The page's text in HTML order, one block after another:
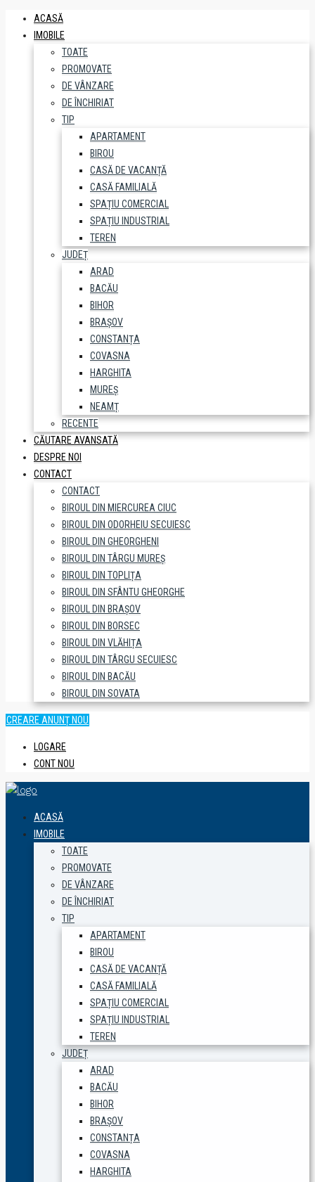
ACASĂ
IMOBILE
TOATE
PROMOVATE
DE VÂNZARE
DE ÎNCHIRIAT
TIP
APARTAMENT
BIROU
CASĂ DE VACANȚĂ
CASĂ FAMILIALĂ
SPAȚIU COMERCIAL
SPAȚIU INDUSTRIAL
TEREN
JUDEȚ
ARAD
BACĂU
BIHOR
BRAȘOV
CONSTANȚA
COVASNA
HARGHITA
MUREȘ
NEAMȚ
RECENTE
CĂUTARE AVANSATĂ
DESPRE NOI
CONTACT
CONTACT
BIROUL DIN MIERCUREA CIUC
BIROUL DIN ODORHEIU SECUIESC
BIROUL DIN GHEORGHENI
BIROUL DIN TÂRGU MUREȘ
BIROUL DIN TOPLIȚA
BIROUL DIN SFÂNTU GHEORGHE
BIROUL DIN BRAȘOV
BIROUL DIN BORSEC
BIROUL DIN VLĂHIȚA
BIROUL DIN TÂRGU SECUIESC
BIROUL DIN BACĂU
BIROUL DIN SOVATA
CREARE ANUNȚ NOU
LOGARE
CONT NOU
ACASĂ
IMOBILE
TOATE
PROMOVATE
DE VÂNZARE
DE ÎNCHIRIAT
TIP
APARTAMENT
BIROU
CASĂ DE VACANȚĂ
CASĂ FAMILIALĂ
SPAȚIU COMERCIAL
SPAȚIU INDUSTRIAL
TEREN
JUDEȚ
ARAD
BACĂU
BIHOR
BRAȘOV
CONSTANȚA
COVASNA
HARGHITA